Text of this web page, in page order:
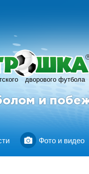
дворового футбола
R
и
Фото и видео